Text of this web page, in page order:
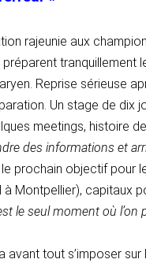
rajeunie aux
tranquillement
Reprise sérieuse
Un stage de dix
meetings, histoire
des informations et
le prochain objectif pour
Montpellier), capitaux
le seul moment où
tout s’imposer